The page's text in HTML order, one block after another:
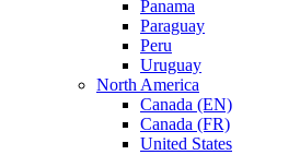
Panama
Paraguay
Peru
Uruguay
North America
Canada (EN)
Canada (FR)
United States